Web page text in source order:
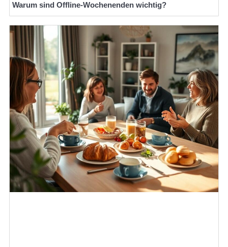
Warum sind Offline-Wochenenden wichtig?